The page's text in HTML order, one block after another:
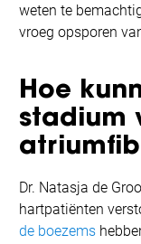
weten te
vroeg opsporen
Hoe
stadium
Dr. Natasja de
hartpatiënten
de boezems